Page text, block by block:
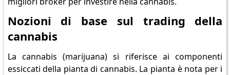
Nozioni di base sul trading della
cannabis
La cannabis (marijuana) si riferisce ai componenti
essiccati della pianta di cannabis. La pianta è nota per i